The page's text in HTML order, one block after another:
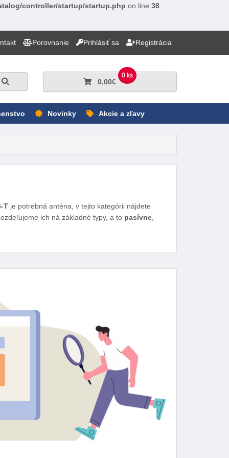
controller/startup/startup.php on line 38
Porovnanie Prihlásiť sa Registrácia
Hľadať
0 ks
0,00€
Novinky Akcie a zľavy
Tje potrebná anténa, v tejto kategórii nájdete
ich ná základné typy, a to pasívne,